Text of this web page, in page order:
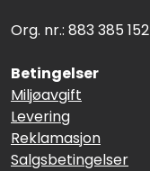
Org. nr.: 883 385 152
Betingelser
Miljøavgift
Levering
Reklamasjon
Salgsbetingelser